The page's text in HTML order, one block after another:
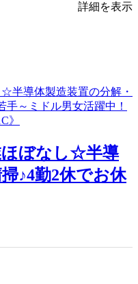
詳細を表示
ほぼなし☆半導
♪4勤2休でお休